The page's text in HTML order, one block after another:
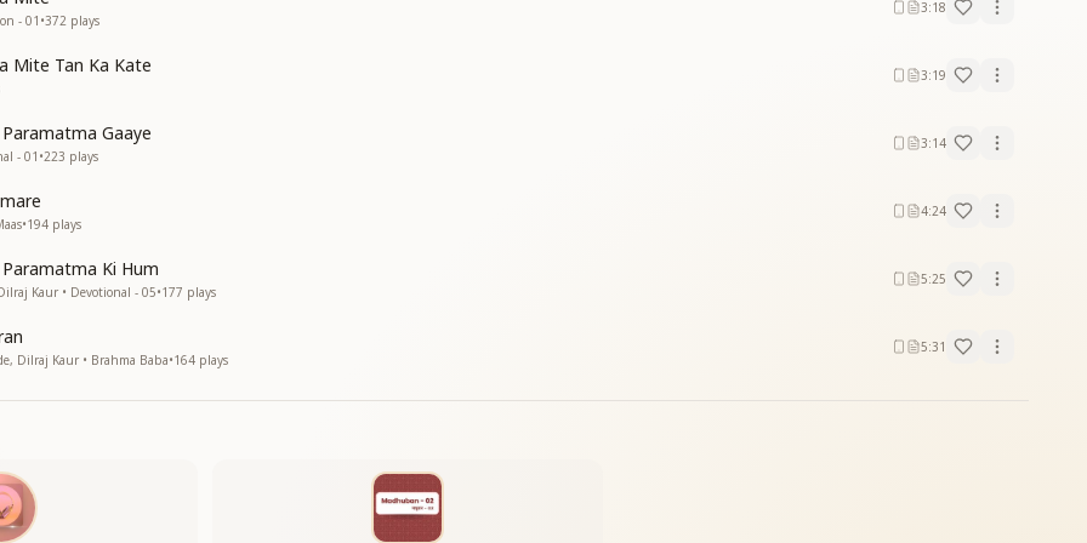
शिव को देखा
भी पीघले
रहेंगे जले
रहेंगे जले
रहेंगे जले
- 01 •372 plays
3:18
Mite Tan Ka Kate 3:19
Gaaye
- 01 •223 plays
3:14
•194 plays
4:24
Ki Hum
Kaur • Devotional - 05•177 plays
5:25
Dilraj Kaur • Brahma Baba•164 plays
5:31